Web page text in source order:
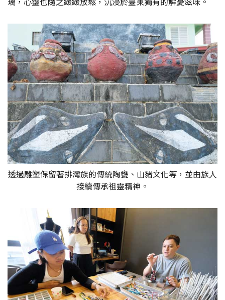
透過雕塑保留著排灣族的傳統陶甕、山豬文化等，並由族人
接續傳承祖靈精神。